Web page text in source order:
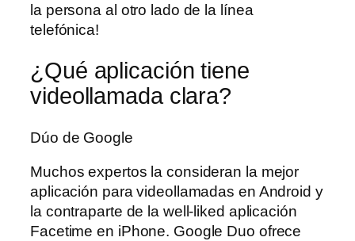
la persona al otro lado de la línea
telefónica!
¿Qué aplicación tiene
videollamada clara?
Dúo de Google
Muchos expertos la consideran la mejor
aplicación para videollamadas en Android y
la contraparte de la well-liked aplicación
Facetime en iPhone. Google Duo ofrece